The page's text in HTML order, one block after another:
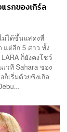
รกของเกิร์ล
ม่ได้ขึ้นแสดงที่
แต่อีก 5 สาว ทั้ง
ก็ยังคงโชว์
วที Sahara ของ
เริ่มด้วยซิงเกิล